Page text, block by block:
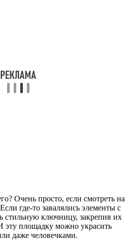
Очень просто, если смотреть на
где-то завалялись элементы с
стильную ключницу, закрепив их
эту площадку можно украсить
даже человечками.